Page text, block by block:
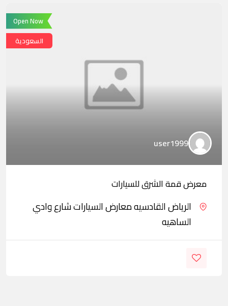
Open Now
السعودية
user1999
معرض قمة الشرق للسيارات
الرياض القادسيه معارض السيارات شارع وادي
الساهيه